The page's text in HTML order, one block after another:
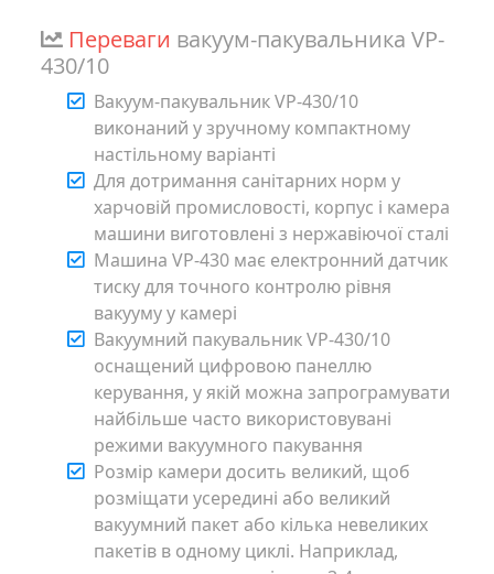
Переваги вакуум-пакувальника VP-
430/10
Вакуум-пакувальник VP-430/10
виконаний у зручному компактному
настільному варіанті
Для дотримання санітарних норм у
харчовій промисловості, корпус і камера
машини виготовлені з нержавіючої сталі
Машина VP-430 має електронний датчик
тиску для точного контролю рівня
вакууму у камері
Вакуумний пакувальник VP-430/10
оснащений цифровою панеллю
керування, у якій можна запрограмувати
найбільше часто використовувані
режими вакуумного пакування
Розмір камери досить великий, щоб
розміщати усередині або великий
вакуумний пакет або кілька невеликих
пакетів в одному циклі. Наприклад,